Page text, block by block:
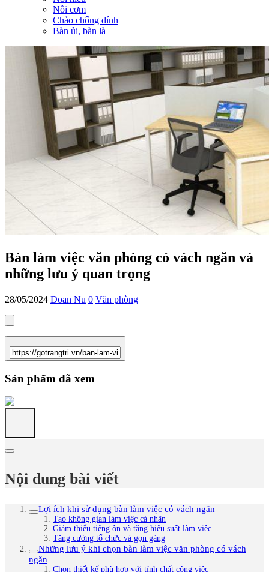
Nồi cơm
Chảo chống dính
Bàn ủi, bàn là
Bàn làm việc văn phòng có vách ngăn và
những lưu ý quan trọng
28/05/2024 Doan Nu 0 Văn phòng
Sản phẩm đã xem
Nội dung bài viết
Lợi ích khi sử dụng bàn làm việc có vách ngăn
Tạo không gian làm việc cá nhân
Giảm thiểu tiếng ồn và tăng hiệu suất làm việc
Tăng cường tổ chức và gọn gàng
Những lưu ý khi chọn bàn làm việc văn phòng có vách
ngăn
Chọn thiết kế phù hợp với tính chất công việc